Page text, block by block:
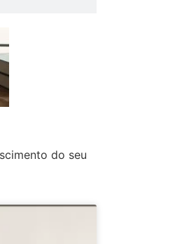
do seu